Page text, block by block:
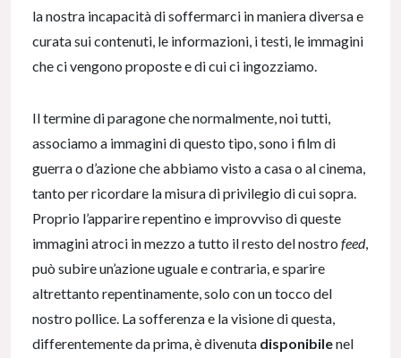
la nostra incapacità di soffermarci in maniera diversa e
curata sui contenuti, le informazioni, i testi, le immagini
che ci vengono proposte e di cui ci ingozziamo.
Il termine di paragone che normalmente, noi tutti,
associamo a immagini di questo tipo, sono i film di
guerra o d’azione che abbiamo visto a casa o al cinema,
tanto per ricordare la misura di privilegio di cui sopra.
Proprio l’apparire repentino e improvviso di queste
immagini atroci in mezzo a tutto il resto del nostro feed,
può subire un’azione uguale e contraria, e sparire
altrettanto repentinamente, solo con un tocco del
nostro pollice. La sofferenza e la visione di questa,
differentemente da prima, è divenuta disponibilenel